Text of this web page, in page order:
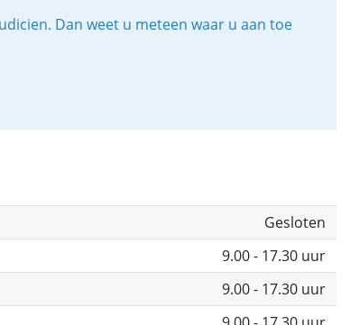
Dan weet u meteen waar u aan toe
Gesloten
9.00 - 17.30 uur
9.00 - 17.30 uur